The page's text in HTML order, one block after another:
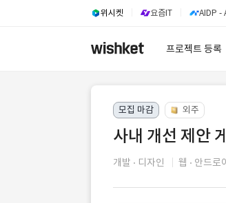
위시켓 요즘IT AIDP -
프로젝트 등록
모집 마감 외주
사내 개선 제안
개발 디자인 웹 안드로